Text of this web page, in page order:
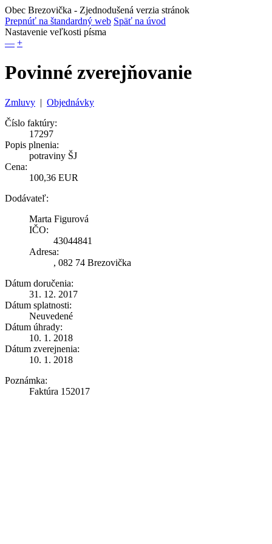
Obec Brezovička - Zjednodušená verzia stránok
Prepnúť na štandardný web Späť na úvod
Nastavenie veľkosti písma
— +
Povinné zverejňovanie
Zmluvy | Objednávky
Číslo faktúry:
17297
Popis plnenia:
potraviny ŠJ
Cena:
100,36 EUR
Dodávateľ:
Marta Figurová
IČO:
43044841
Adresa:
, 082 74 Brezovička
Dátum doručenia:
31. 12. 2017
Dátum splatnosti:
Neuvedené
Dátum úhrady:
10. 1. 2018
Dátum zverejnenia:
10. 1. 2018
Poznámka:
Faktúra 152017